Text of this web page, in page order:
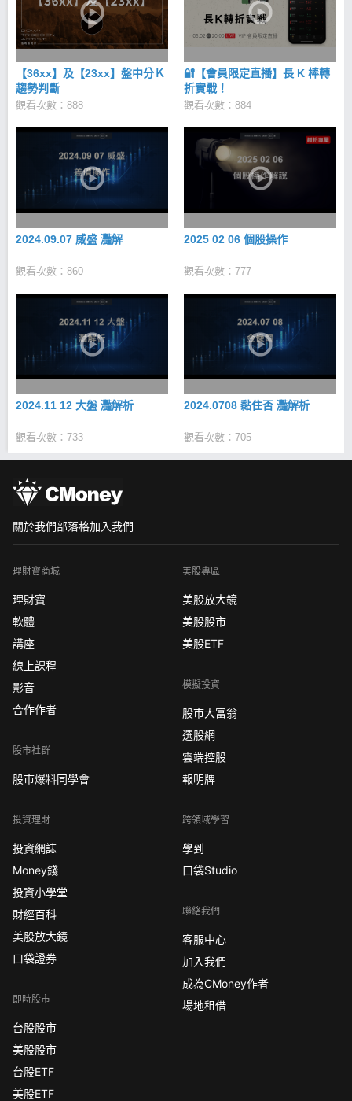
【36xx】及【23xx】盤中分Ｋ
趨勢判斷
觀看次數：888
🔐【會員限定直播】長 K 棒轉
折實戰！
觀看次數：884
2024.09.07 威盛 灩解
觀看次數：860
2025 02 06 個股操作
觀看次數：777
2024.11 12 大盤 灩解析
觀看次數：733
2024.0708 黏住否 灩解析
觀看次數：705
關於我們部落格加入我們
理財寶商城
理財寶
軟體
講座
線上課程
影音
合作作者
股市社群
股市爆料同學會
投資理財
投資網誌
Money錢
投資小學堂
財經百科
美股放大鏡
口袋證券
即時股市
台股股市
美股股市
台股ETF
美股ETF
美股專區
美股放大鏡
美股股市
美股ETF
模擬投資
股市大富翁
選股網
雲端控股
報明牌
跨領域學習
學到
口袋Studio
聯絡我們
客服中心
加入我們
成為CMoney作者
場地租借